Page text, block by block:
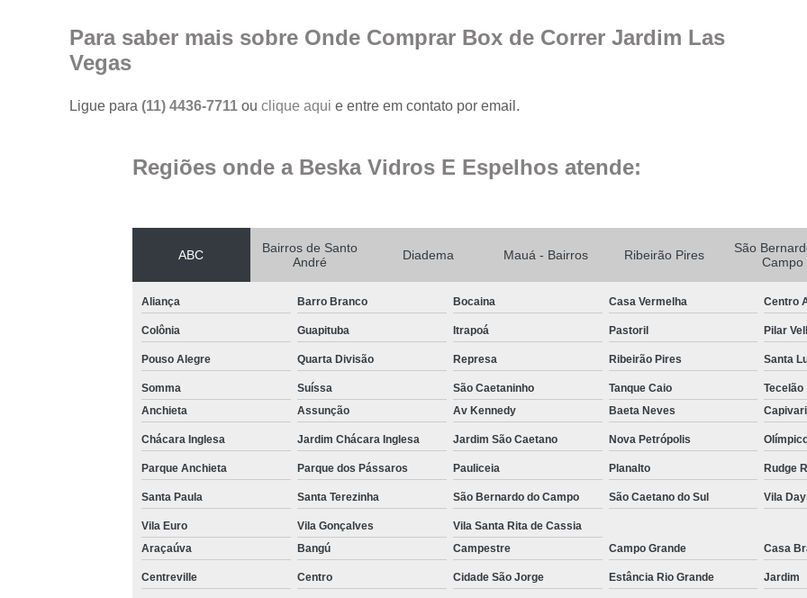
Fechamento de
Fechamento de Vidro
Espelho de Parede
Espelho para Sala
Espelho de
Espelho
Para saber mais sobre Onde Comprar Box de Correr Jardim Las
Vegas
Ligue para(11) 4436-7711ouclique aqui e entre em contato por email.
Regiões onde a Beska Vidros E Espelhos atende:
ABC
Bairros de Santo
André
Diadema Mauá - Bairros Ribeirão Pires
São
Campo
Aliança Barro Branco Bocaina Casa Vermelha Centro
Colônia Guapituba Itrapoá Pastoril Pilar
Pouso Alegre Quarta Divisão Represa Ribeirão Pires Santa
Somma Suíssa São Caetaninho Tanque Caio
Tecelão
Anchieta
Assunção Av Kennedy Baeta Neves Capivari
Chácara Inglesa Jardim Chácara Inglesa Jardim São Caetano Nova Petrópolis
Parque Anchieta Parque dos Pássaros Pauliceia Planalto Rudge
Santa Paula Santa Terezinha São Bernardo do Campo São Caetano do Sul Vila
Vila Euro Vila Gonçalves
Vila Santa Rita de Cassia
Araçaúva
Bangú Campestre Campo Grande Casa
Centreville Centro Cidade São Jorge Estância Rio Grande Jardim